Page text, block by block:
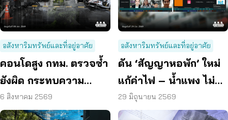
อสังหาริมทรัพย์และที่อยู่อาศัย
คอนโดสูง กทม. ตรวจซ้ำ
ยังผิด กระทบความ
ปลอดภัย
6 สิงหาคม 2569
อสังหาริมทรัพย์และที่อยู่อาศัย
ดัน ‘สัญญาหอพัก’ ใหม่
แก้ค่าไฟ – น้ำแพง ไม่
คืนเงินประกัน
29 มิถุนายน 2569